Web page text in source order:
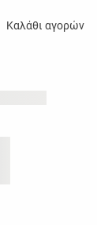
Καλάθι αγορών